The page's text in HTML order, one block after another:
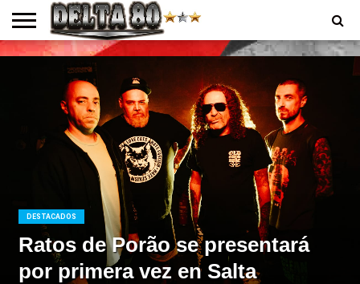
ENTREVISTAS
PREMIOS
PRODUCCIONES
PROGRAMACION
CONTACTO
HOMEPAGE
DESTACADOS
Ratos de Porão se presentará
por primera vez en Salta